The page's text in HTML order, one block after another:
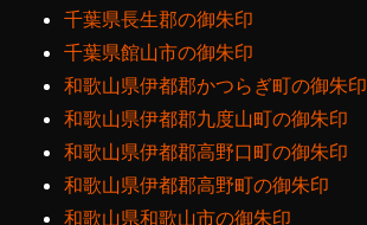
千葉県長生郡の御朱印
千葉県館山市の御朱印
和歌山県伊都郡かつらぎ町の御朱印
和歌山県伊都郡九度山町の御朱印
和歌山県伊都郡高野口町の御朱印
和歌山県伊都郡高野町の御朱印
和歌山県和歌山市の御朱印